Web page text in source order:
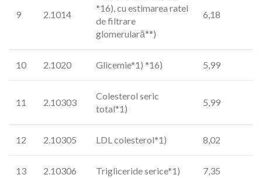
9 2.1014
*16), cu estimarea ratei
de filtrare
glomerulară**)
6,18
10 2.1020 Glicemie*1) *16) 5,99
11 2.10303
Colesterol seric
total*1)
5,99
12 2.10305 LDL colesterol*1) 8,02
13 2.10306 Trigliceride serice*1) 7,35